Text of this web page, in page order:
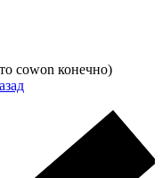
cowon конечно)